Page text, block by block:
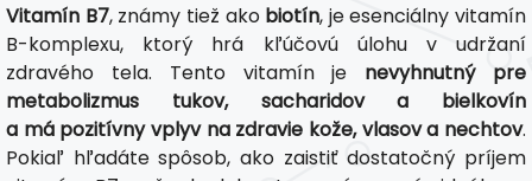
Vitamín B7, známy tiež ako biotín, je esenciálny vitamín
B-komplexu, ktorý hrá kľúčovú úlohu v udržaní
zdravého tela. Tento vitamín je nevyhnutný pre
metabolizmus tukov, sacharidov a bielkovín
a má pozitívny vplyv na zdravie kože, vlasov a nechtov.
Pokiaľ hľadáte spôsob, ako zaistiť dostatočný príjem